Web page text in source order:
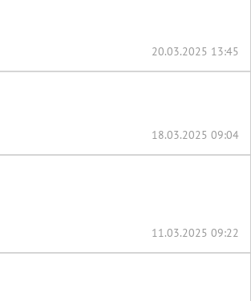
20.03.2025 13:45
18.03.2025 09:04
11.03.2025 09:22